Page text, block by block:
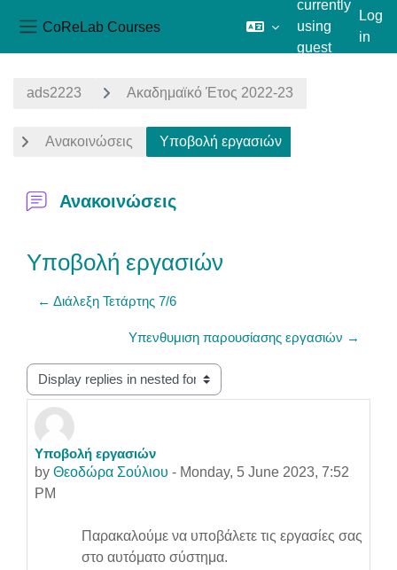
CoReLab Courses
currently
using
guest
Log
in
ads2223 Ακαδημαϊκό Έτος 2022-23
Ανακοινώσεις Υποβολή εργασιών
Ανακοινώσεις
Υποβολή εργασιών
← Διάλεξη Τετάρτης 7/6
Υπενθυμιση παρουσίασης εργασιών →
Display mode
Υποβολή εργασιών
by Θεοδώρα Σούλιου - Monday, 5 June 2023, 7:52
PM
Number of replies: 0
Παρακαλούμε να υποβάλετε τις εργασίες σας
στο αυτόματο σύστημα.